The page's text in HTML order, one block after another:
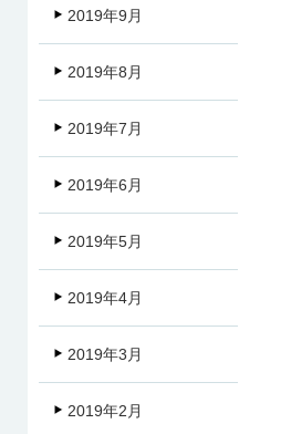
2019年9月
2019年8月
2019年7月
2019年6月
2019年5月
2019年4月
2019年3月
2019年2月